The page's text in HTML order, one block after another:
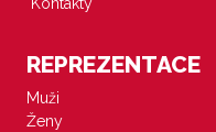
REPREZENTACE
Muži
Ženy